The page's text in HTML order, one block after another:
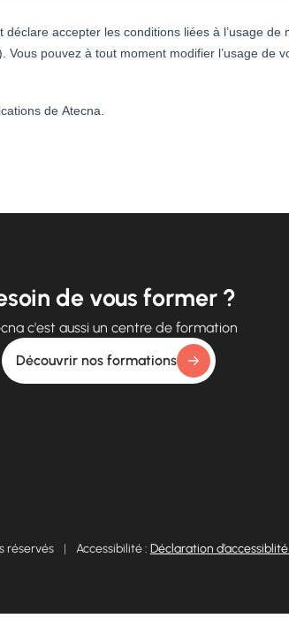
de vous former ?
c'est aussi un centre de formation
Découvrir nos formations
réservés | Accessibilité : Déclaration d’accessiblité